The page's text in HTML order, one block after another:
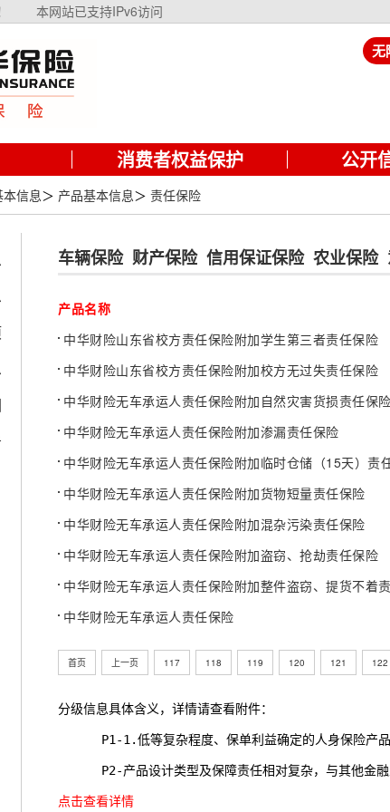
本网站已支持IPv6访问
无
消费者权益保护 公开
本信息＞ 产品基本信息＞ 责任保险
车辆保险 财产保险 信用保证保险 农业保险
产品名称
中华财险山东省校方责任保险附加学生第三者责任保险
中华财险山东省校方责任保险附加校方无过失责任保险
中华财险无车承运人责任保险附加自然灾害货损责任保险
中华财险无车承运人责任保险附加渗漏责任保险
中华财险无车承运人责任保险附加临时仓储（15天）责
中华财险无车承运人责任保险附加货物短量责任保险
中华财险无车承运人责任保险附加混杂污染责任保险
中华财险无车承运人责任保险附加盗窃、抢劫责任保险
中华财险无车承运人责任保险附加整件盗窃、提货不着
中华财险无车承运人责任保险
首页 上一页 117 118 119 120 121 122
分级信息具体含义，详情请查看附件：
P1-1.低等复杂程度、保单利益确定的人身保险产
P2-产品设计类型及保障责任相对复杂，与其他金
点击查看详情